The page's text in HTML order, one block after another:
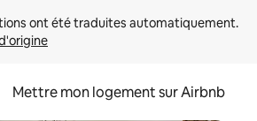
Mettre mon logement sur Airbnb